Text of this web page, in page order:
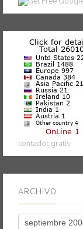
contador gratis
ARCHIVO